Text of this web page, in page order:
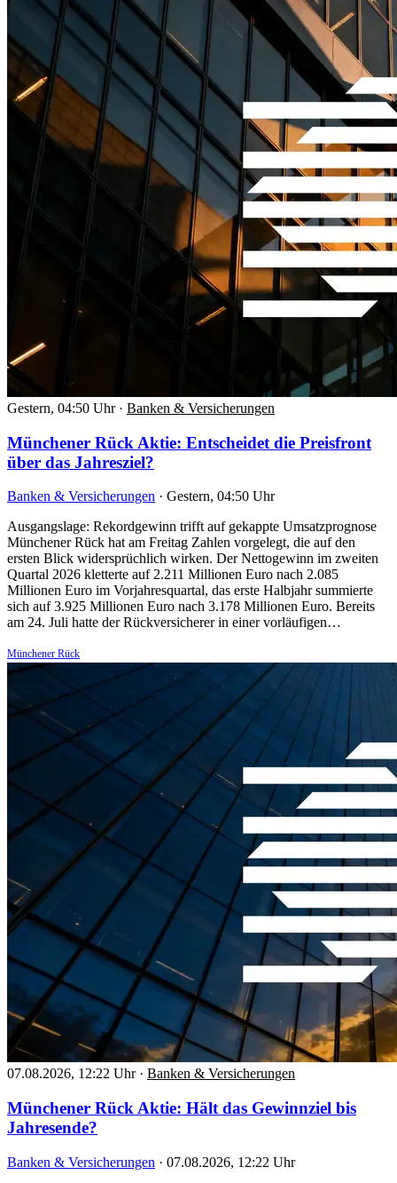
Gestern, 04:50 Uhr · Banken & Versicherungen
Münchener Rück Aktie: Entscheidet die Preisfront
über das Jahresziel?
Banken & Versicherungen · Gestern, 04:50 Uhr
Ausgangslage: Rekordgewinn trifft auf gekappte Umsatzprognose
Münchener Rück hat am Freitag Zahlen vorgelegt, die auf den
ersten Blick widersprüchlich wirken. Der Nettogewinn im zweiten
Quartal 2026 kletterte auf 2.211 Millionen Euro nach 2.085
Millionen Euro im Vorjahresquartal, das erste Halbjahr summierte
sich auf 3.925 Millionen Euro nach 3.178 Millionen Euro. Bereits
am 24. Juli hatte der Rückversicherer in einer vorläufigen…
Münchener Rück
07.08.2026, 12:22 Uhr · Banken & Versicherungen
Münchener Rück Aktie: Hält das Gewinnziel bis
Jahresende?
Banken & Versicherungen · 07.08.2026, 12:22 Uhr